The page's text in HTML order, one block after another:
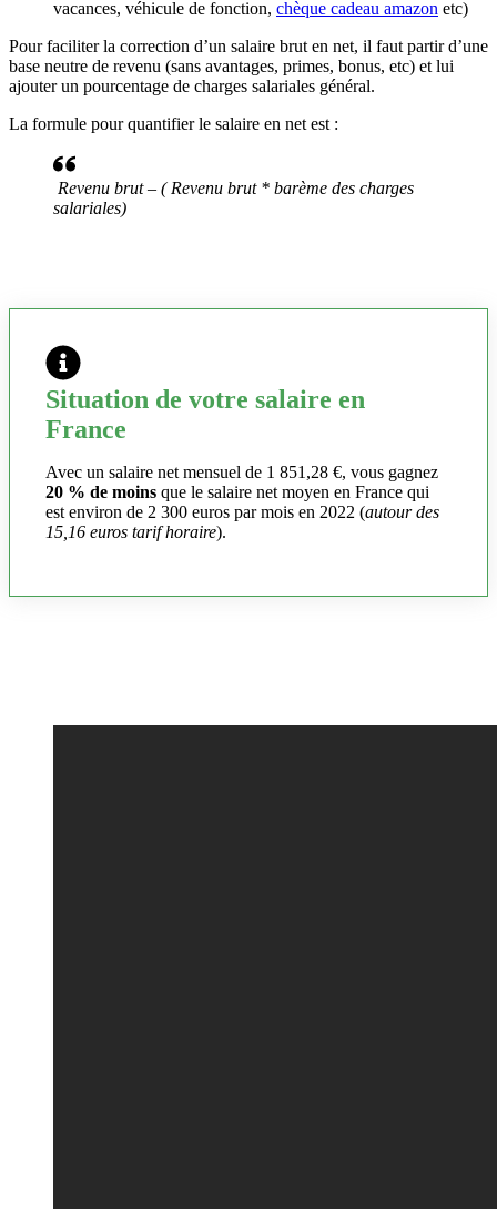
vacances, véhicule de fonction, chèque cadeau amazon etc)
Pour faciliter la correction d’un salaire brut en net, il faut partir d’une
base neutre de revenu (sans avantages, primes, bonus, etc) et lui
ajouter un pourcentage de charges salariales général.
La formule pour quantifier le salaire en net est :
Revenu brut – ( Revenu brut * barème des charges
salariales)
Situation de votre salaire en
France
Avec un salaire net mensuel de 1 851,28 €, vous gagnez
20 % de moins que le salaire net moyen en France qui
est environ de 2 300 euros par mois en 2022 (autour des
15,16 euros tarif horaire).